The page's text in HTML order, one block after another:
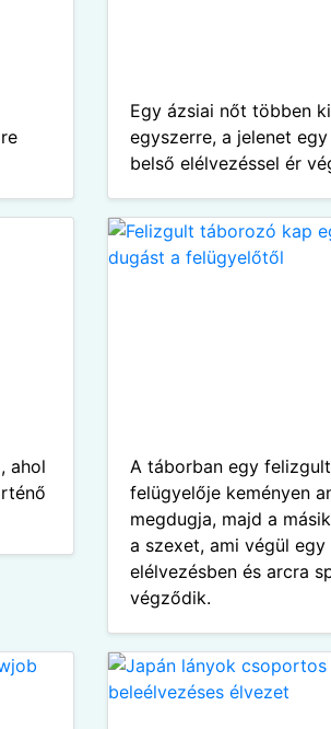
Egy ázsiai nőt többen
egyszerre, a jelenet
belső elélvezéssel ér
ahol
A táborban egy
felügyelője keményen
megdugja, majd a
a szexet, ami végül egy
elélvezésben és arcra
végződik.